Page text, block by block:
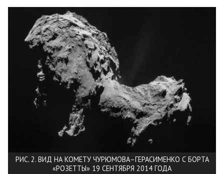
РИС. 2. ВИД НА КОМЕТУ ЧУРЮМОВА–ГЕРАСИМЕНКО С БОРТА
«РОЗЕТТЫ» 19 СЕНТЯБРЯ 2014 ГОДА